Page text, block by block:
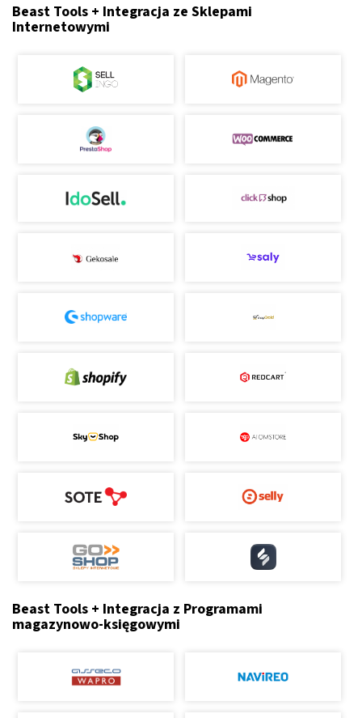
Beast Tools + Integracja ze Sklepami
Internetowymi
Beast Tools + Integracja z Programami
magazynowo-księgowymi